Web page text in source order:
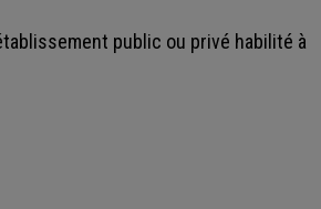
public ou privé habilité à